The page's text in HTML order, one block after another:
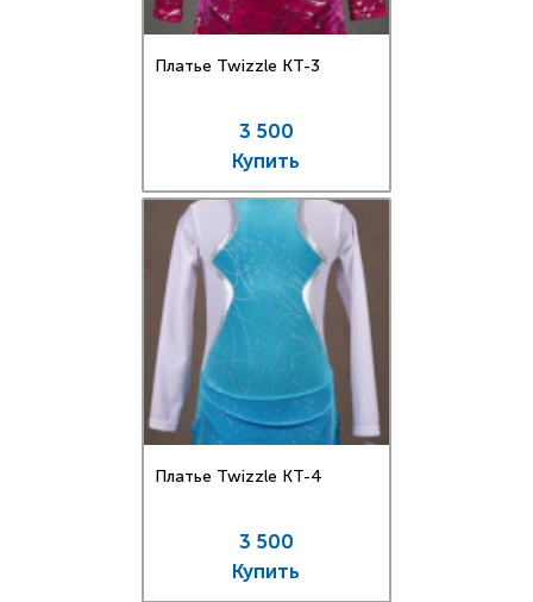
Платье Twizzle КT-3
3 500
Купить
Платье Twizzle КT-4
3 500
Купить